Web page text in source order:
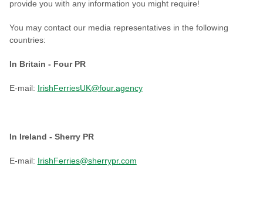
provide you with any information you might require!
You may contact our media representatives in the following
countries:
In Britain - Four PR
E-mail: IrishFerriesUK@four.agency
In Ireland - Sherry PR
E-mail: IrishFerries@sherrypr.com